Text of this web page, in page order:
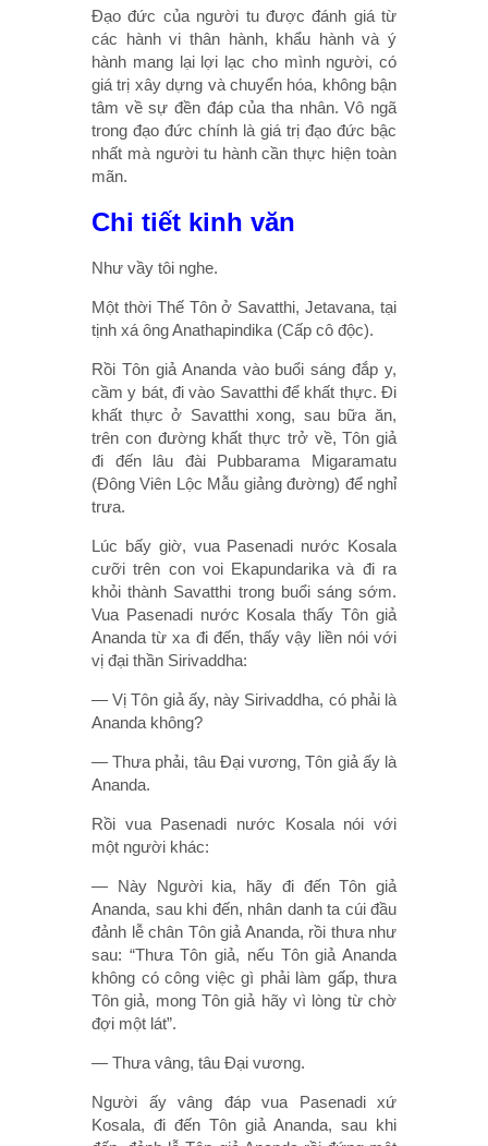
Đạo đức của người tu được đánh giá từ
các hành vi thân hành, khẩu hành và ý
hành mang lại lợi lạc cho mình người, có
giá trị xây dựng và chuyển hóa, không bận
tâm về sự đền đáp của tha nhân. Vô ngã
trong đạo đức chính là giá trị đạo đức bậc
nhất mà người tu hành cần thực hiện toàn
mãn.
Chi tiết kinh văn
Như vầy tôi nghe.
Một thời Thế Tôn ở Savatthi, Jetavana, tại
tịnh xá ông Anathapindika (Cấp cô độc).
Rồi Tôn giả Ananda vào buổi sáng đắp y,
cầm y bát, đi vào Savatthi để khất thực. Ði
khất thực ở Savatthi xong, sau bữa ăn,
trên con đường khất thực trở về, Tôn giả
đi đến lâu đài Pubbarama Migaramatu
(Ðông Viên Lộc Mẫu giảng đường) để nghỉ
trưa.
Lúc bấy giờ, vua Pasenadi nước Kosala
cưỡi trên con voi Ekapundarika và đi ra
khỏi thành Savatthi trong buổi sáng sớm.
Vua Pasenadi nước Kosala thấy Tôn giả
Ananda từ xa đi đến, thấy vậy liền nói với
vị đại thần Sirivaddha:
— Vị Tôn giả ấy, này Sirivaddha, có phải là
Ananda không?
— Thưa phải, tâu Ðại vương, Tôn giả ấy là
Ananda.
Rồi vua Pasenadi nước Kosala nói với
một người khác:
— Này Người kia, hãy đi đến Tôn giả
Ananda, sau khi đến, nhân danh ta cúi đầu
đảnh lễ chân Tôn giả Ananda, rồi thưa như
sau: “Thưa Tôn giả, nếu Tôn giả Ananda
không có công việc gì phải làm gấp, thưa
Tôn giả, mong Tôn giả hãy vì lòng từ chờ
đợi một lát”.
— Thưa vâng, tâu Ðại vương.
Người ấy vâng đáp vua Pasenadi xứ
Kosala, đi đến Tôn giả Ananda, sau khi